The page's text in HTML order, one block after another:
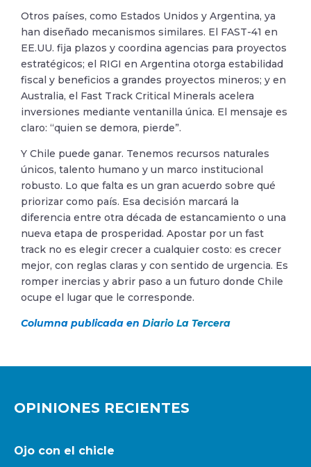
OPINIONES RECIENTES
Ojo con el chicle
Otros países, como Estados Unidos y Argentina, ya
han diseñado mecanismos similares. El FAST-41 en
EE.UU. fija plazos y coordina agencias para proyectos
estratégicos; el RIGI en Argentina otorga estabilidad
fiscal y beneficios a grandes proyectos mineros; y en
Australia, el Fast Track Critical Minerals acelera
inversiones mediante ventanilla única. El mensaje es
claro: “quien se demora, pierde”.
Y Chile puede ganar. Tenemos recursos naturales
únicos, talento humano y un marco institucional
robusto. Lo que falta es un gran acuerdo sobre qué
priorizar como país. Esa decisión marcará la
diferencia entre otra década de estancamiento o una
nueva etapa de prosperidad. Apostar por un fast
track no es elegir crecer a cualquier costo: es crecer
mejor, con reglas claras y con sentido de urgencia. Es
romper inercias y abrir paso a un futuro donde Chile
ocupe el lugar que le corresponde.
Columna publicada en Diario La Tercera